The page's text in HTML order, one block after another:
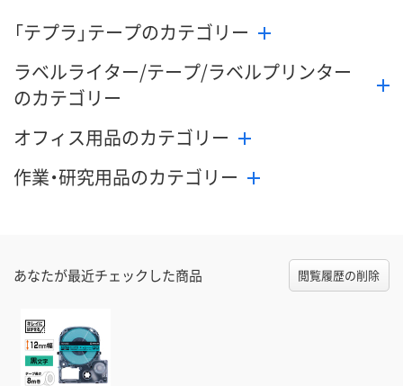
「テプラ」テープのカテゴリー
ラベルライター/テープ/ラベルプリンター
のカテゴリー
オフィス用品のカテゴリー
作業・研究用品のカテゴリー
あなたが最近チェックした商品 閲覧履歴の削除